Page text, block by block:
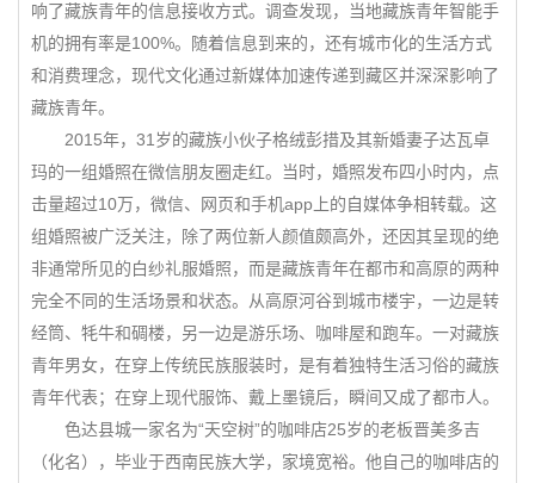
响了藏族青年的信息接收方式。调查发现，当地藏族青年智能手
机的拥有率是100%。随着信息到来的，还有城市化的生活方式
和消费理念，现代文化通过新媒体加速传递到藏区并深深影响了
藏族青年。
2015年，31岁的藏族小伙子格绒彭措及其新婚妻子达瓦卓
玛的一组婚照在微信朋友圈走红。当时，婚照发布四小时内，点
击量超过10万，微信、网页和手机app上的自媒体争相转载。这
组婚照被广泛关注，除了两位新人颜值颇高外，还因其呈现的绝
非通常所见的白纱礼服婚照，而是藏族青年在都市和高原的两种
完全不同的生活场景和状态。从高原河谷到城市楼宇，一边是转
经筒、牦牛和碉楼，另一边是游乐场、咖啡屋和跑车。一对藏族
青年男女，在穿上传统民族服装时，是有着独特生活习俗的藏族
青年代表；在穿上现代服饰、戴上墨镜后，瞬间又成了都市人。
色达县城一家名为“天空树”的咖啡店25岁的老板晋美多吉
（化名），毕业于西南民族大学，家境宽裕。他自己的咖啡店的